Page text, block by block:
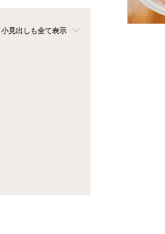
小見出しも全て表示